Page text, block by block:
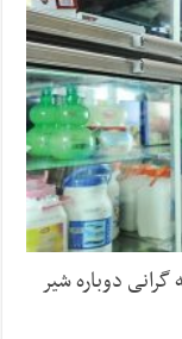
دوباره شیر